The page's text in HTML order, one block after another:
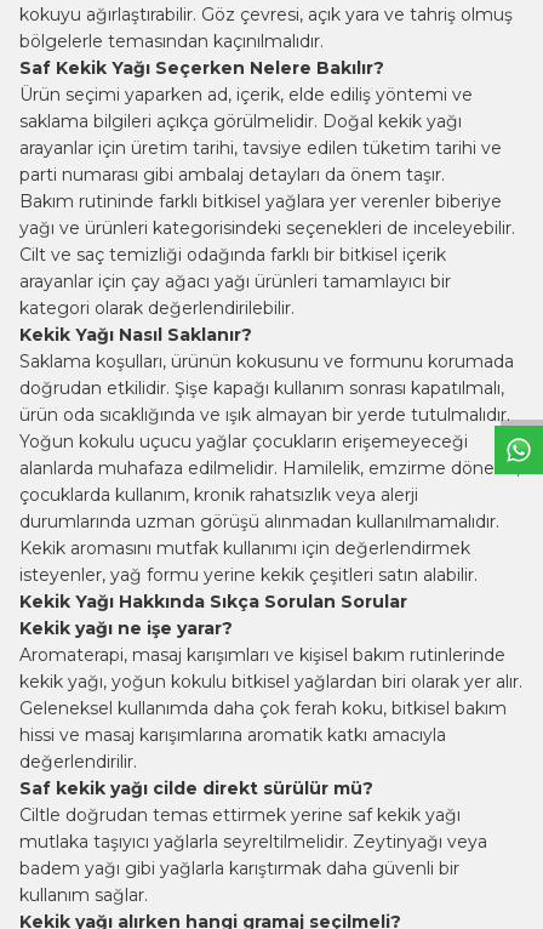
W
h
t
s
a
p
p
B
i
l
g
H
a
t
kokuyu ağırlaştırabilir. Göz çevresi, açık yara ve tahriş olmuş
bölgelerle temasından kaçınılmalıdır.
Saf Kekik Yağı Seçerken Nelere Bakılır?
Ürün seçimi yaparken ad, içerik, elde ediliş yöntemi ve
saklama bilgileri açıkça görülmelidir. Doğal kekik yağı
arayanlar için üretim tarihi, tavsiye edilen tüketim tarihi ve
parti numarası gibi ambalaj detayları da önem taşır.
Bakım rutininde farklı bitkisel yağlara yer verenler biberiye
yağı ve ürünleri kategorisindeki seçenekleri de inceleyebilir.
Cilt ve saç temizliği odağında farklı bir bitkisel içerik
arayanlar için çay ağacı yağı ürünleri tamamlayıcı bir
kategori olarak değerlendirilebilir.
Kekik Yağı Nasıl Saklanır?
Saklama koşulları, ürünün kokusunu ve formunu korumada
doğrudan etkilidir. Şişe kapağı kullanım sonrası kapatılmalı,
ürün oda sıcaklığında ve ışık almayan bir yerde tutulmalıdır.
Yoğun kokulu uçucu yağlar çocukların erişemeyeceği
alanlarda muhafaza edilmelidir. Hamilelik, emzirme dönemi,
çocuklarda kullanım, kronik rahatsızlık veya alerji
durumlarında uzman görüşü alınmadan kullanılmamalıdır.
Kekik aromasını mutfak kullanımı için değerlendirmek
isteyenler, yağ formu yerine kekik çeşitleri satın alabilir.
Kekik Yağı Hakkında Sıkça Sorulan Sorular
Kekik yağı ne işe yarar?
Aromaterapi, masaj karışımları ve kişisel bakım rutinlerinde
kekik yağı, yoğun kokulu bitkisel yağlardan biri olarak yer alır.
Geleneksel kullanımda daha çok ferah koku, bitkisel bakım
hissi ve masaj karışımlarına aromatik katkı amacıyla
değerlendirilir.
Saf kekik yağı cilde direkt sürülür mü?
Ciltle doğrudan temas ettirmek yerine saf kekik yağı
mutlaka taşıyıcı yağlarla seyreltilmelidir. Zeytinyağı veya
badem yağı gibi yağlarla karıştırmak daha güvenli bir
kullanım sağlar.
Kekik yağı alırken hangi gramaj seçilmeli?